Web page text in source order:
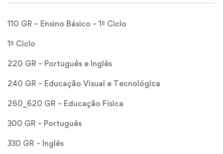
110 GR – Ensino Básico – 1º Ciclo
1º Ciclo
220 GR – Português e Inglês
240 GR – Educação Visual e Tecnológica
260_620 GR – Educação Física
300 GR – Português
330 GR – Inglês